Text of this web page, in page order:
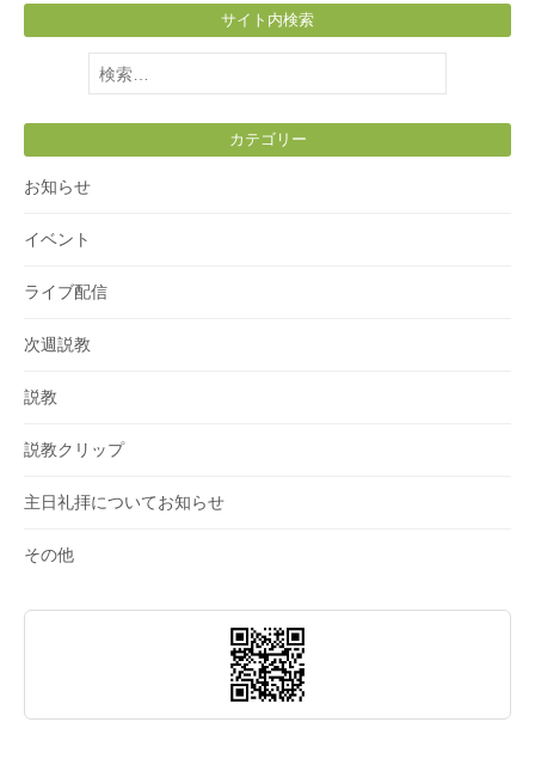
サイト内検索
検
索:
カテゴリー
お知らせ
イベント
ライブ配信
次週説教
説教
説教クリップ
主日礼拝についてお知らせ
その他